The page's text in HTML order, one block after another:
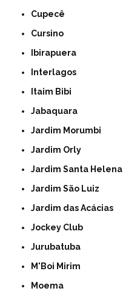
Cupecê
Cursino
Ibirapuera
Interlagos
Itaim Bibi
Jabaquara
Jardim Morumbi
Jardim Orly
Jardim Santa Helena
Jardim São Luiz
Jardim das Acácias
Jockey Club
Jurubatuba
M'Boi Mirim
Moema